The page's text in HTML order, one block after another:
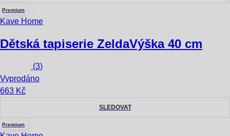
Premium
Kave Home
Dětská tapiserie ZeldaVýška 40 cm
(3)
Vyprodáno
663 Kč
SLEDOVAT
Premium